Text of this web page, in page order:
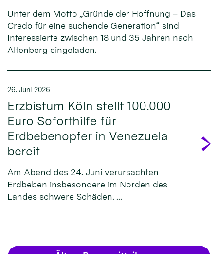
Unter dem Motto „Gründe der Hoffnung – Das
Credo für eine suchende Generation“ sind
Interessierte zwischen 18 und 35 Jahren nach
Altenberg eingeladen.
Erzbistum Köln stellt 100.000
Euro Soforthilfe für
Erdbebenopfer in Venezuela
bereit
26. Juni 2026
Am Abend des 24. Juni verursachten
Erdbeben insbesondere im Norden des
Landes schwere Schäden. ...